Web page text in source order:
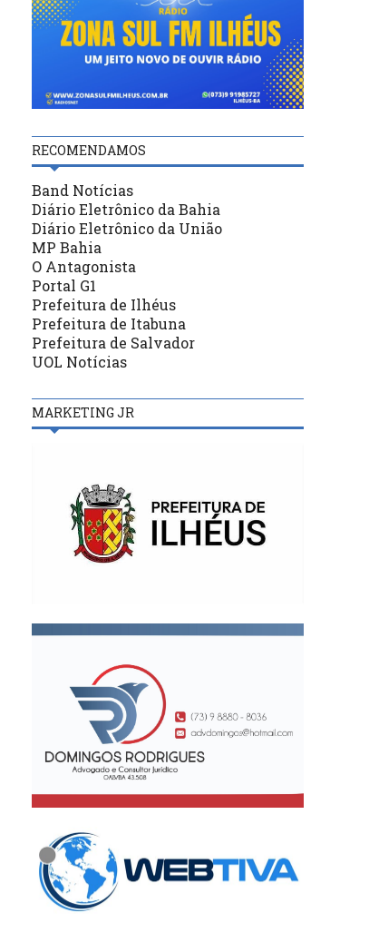
ITABUNA
05/07/26
Rede Municipal de Ensino
retoma aulas relativas ao
segundo semestre nesta
segunda-feira
RECOMENDAMOS
Band Notícias
Diário Eletrônico da Bahia
Diário Eletrônico da União
MP Bahia
O Antagonista
Portal G1
Prefeitura de Ilhéus
Prefeitura de Itabuna
Prefeitura de Salvador
UOL Notícias
MARKETING JR